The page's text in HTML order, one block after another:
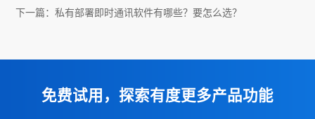
下一篇：私有部署即时通讯软件有哪些？要怎么选？
免费试用，探索有度更多产品功能